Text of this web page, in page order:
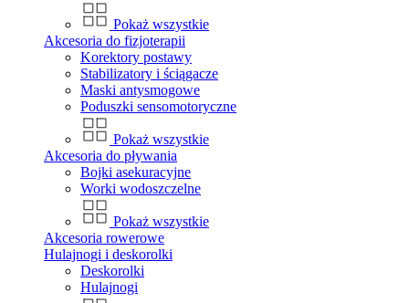
Pokaż wszystkie
Akcesoria do fizjoterapii
Korektory postawy
Stabilizatory i ściągacze
Maski antysmogowe
Poduszki sensomotoryczne
Pokaż wszystkie
Akcesoria do pływania
Bojki asekuracyjne
Worki wodoszczelne
Pokaż wszystkie
Akcesoria rowerowe
Hulajnogi i deskorolki
Deskorolki
Hulajnogi